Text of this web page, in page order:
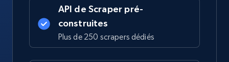
API de Scraper pré-
construites
Plus de 250 scrapers dédiés